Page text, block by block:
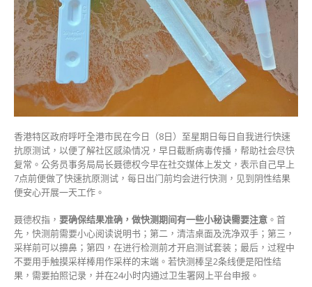
享
5
秘
诀
确
保
结
果
准
确〉
中
香港特区政府呼吁全港市民在今日（8日）至星期日每日自我进行快速
抗原测试，以便了解社区感染情况，早日截断病毒传播，帮助社会尽快
复常。公务员事务局局长聂德权今早在社交媒体上发文，表示自己早上
7点前便做了快速抗原测试，每日出门前均会进行快测，见到阴性结果
便安心开展一天工作。
聂德权指， 要确保结果准确，做快测期间有一些小秘诀需要注意 。首
先，快测前需要小心阅读说明书；第二，清洁桌面及洗净双手；第三，
采样前可以擤鼻；第四，在进行检测前才开启测试套装；最后，过程中
不要用手触摸采样棒用作采样的末端。若快测棒呈2条线便是阳性结
果，需要拍照记录，并在24小时内通过卫生署网上平台申报。